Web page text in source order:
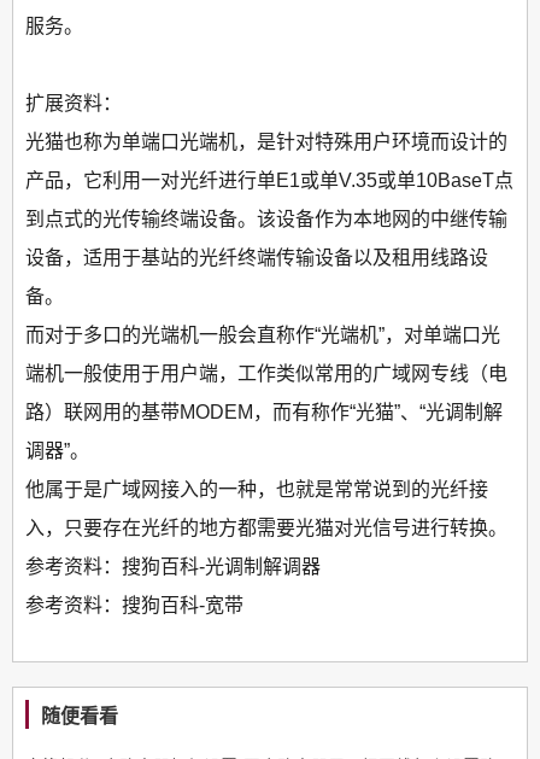
服务。
扩展资料：
光猫也称为单端口光端机，是针对特殊用户环境而设计的
产品，它利用一对光纤进行单E1或单V.35或单10BaseT点
到点式的光传输终端设备。该设备作为本地网的中继传输
设备，适用于基站的光纤终端传输设备以及租用线路设
备。
而对于多口的光端机一般会直称作“光端机”，对单端口光
端机一般使用于用户端，工作类似常用的广域网专线（电
路）联网用的基带MODEM，而有称作“光猫”、“光调制解
调器”。
他属于是广域网接入的一种，也就是常常说到的光纤接
入，只要存在光纤的地方都需要光猫对光信号进行转换。
参考资料：搜狗百科-光调制解调器
参考资料：搜狗百科-宽带
随便看看